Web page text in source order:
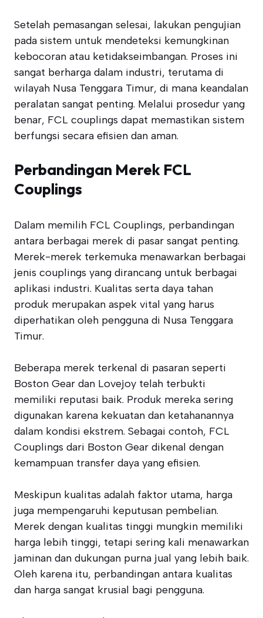
Setelah pemasangan selesai, lakukan pengujian
pada sistem untuk mendeteksi kemungkinan
kebocoran atau ketidakseimbangan. Proses ini
sangat berharga dalam industri, terutama di
wilayah Nusa Tenggara Timur, di mana keandalan
peralatan sangat penting. Melalui prosedur yang
benar, FCL couplings dapat memastikan sistem
berfungsi secara efisien dan aman.
Perbandingan Merek FCL
Couplings
Dalam memilih FCL Couplings, perbandingan
antara berbagai merek di pasar sangat penting.
Merek-merek terkemuka menawarkan berbagai
jenis couplings yang dirancang untuk berbagai
aplikasi industri. Kualitas serta daya tahan
produk merupakan aspek vital yang harus
diperhatikan oleh pengguna di Nusa Tenggara
Timur.
Beberapa merek terkenal di pasaran seperti
Boston Gear dan Lovejoy telah terbukti
memiliki reputasi baik. Produk mereka sering
digunakan karena kekuatan dan ketahanannya
dalam kondisi ekstrem. Sebagai contoh, FCL
Couplings dari Boston Gear dikenal dengan
kemampuan transfer daya yang efisien.
Meskipun kualitas adalah faktor utama, harga
juga mempengaruhi keputusan pembelian.
Merek dengan kualitas tinggi mungkin memiliki
harga lebih tinggi, tetapi sering kali menawarkan
jaminan dan dukungan purna jual yang lebih baik.
Oleh karena itu, perbandingan antara kualitas
dan harga sangat krusial bagi pengguna.